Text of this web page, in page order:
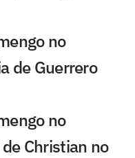
no
de Guerrero
no
Christian no